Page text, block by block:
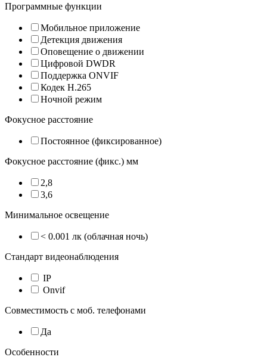
Программные функции
Мобильное приложение
Детекция движения
Оповещение о движении
Цифровой DWDR
Поддержка ONVIF
Кодек H.265
Ночной режим
Фокусное расстояние
Постоянное (фиксированное)
Фокусное расстояние (фикс.) мм
2,8
3,6
Минимальное освещение
< 0.001 лк (облачная ночь)
Стандарт видеонаблюдения
IP
Onvif
Совместимость с моб. телефонами
Да
Особенности